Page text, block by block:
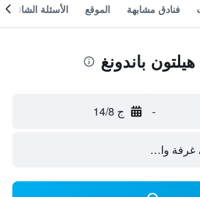
فنادق مشابهة الموقع الأسئلة الشائعة
باندونغ
- ج 14/8